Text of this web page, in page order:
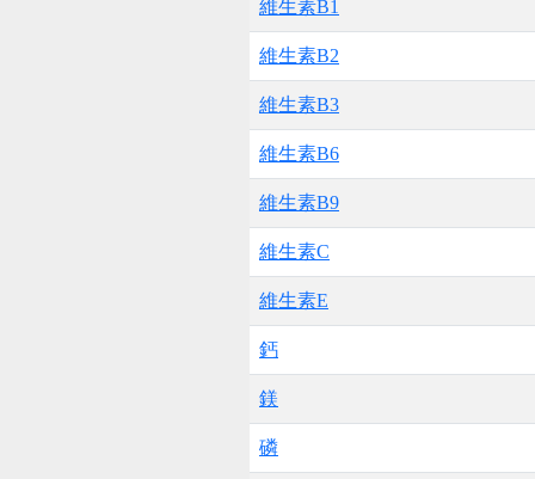
維生素B1
維生素B2
維生素B3
維生素B6
維生素B9
維生素C
維生素E
鈣
鎂
磷